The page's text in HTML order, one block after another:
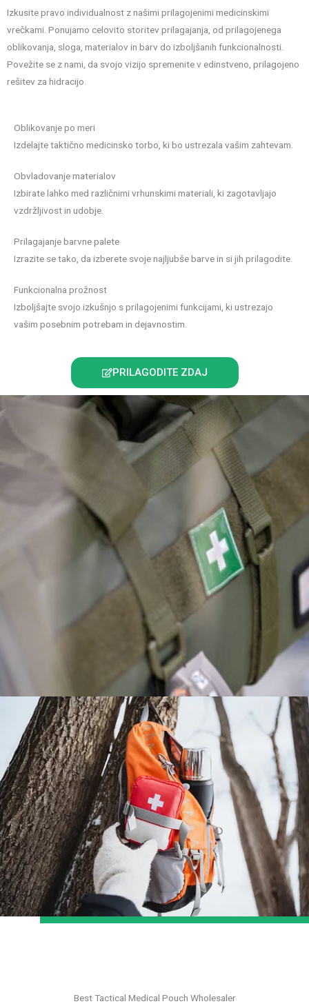
Izkusite pravo individualnost z našimi prilagojenimi medicinskimi
vrečkami. Ponujamo celovito storitev prilagajanja, od prilagojenega
oblikovanja, sloga, materialov in barv do izboljšanih funkcionalnosti.
Povežite se z nami, da svojo vizijo spremenite v edinstveno, prilagojeno
rešitev za hidracijo.
Oblikovanje po meri
Izdelajte taktično medicinsko torbo, ki bo ustrezala vašim zahtevam.
Obvladovanje materialov
Izbirate lahko med različnimi vrhunskimi materiali, ki zagotavljajo
vzdržljivost in udobje.
Prilagajanje barvne palete
Izrazite se tako, da izberete svoje najljubše barve in si jih prilagodite.
Funkcionalna prožnost
Izboljšajte svojo izkušnjo s prilagojenimi funkcijami, ki ustrezajo
vašim posebnim potrebam in dejavnostim.
PRILAGODITE ZDAJ
Best Tactical Medical Pouch Wholesaler